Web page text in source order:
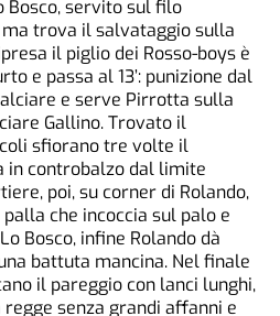
Bosco, servito sul filo
trova il salvataggio sulla
il piglio dei Rosso-boys è
e passa al 13’: punizione dal
e serve Pirrotta sulla
Gallino. Trovato il
sfiorano tre volte il
in controbalzo dal limite
poi, su corner di Rolando,
che incoccia sul palo e
Bosco, infine Rolando dà
battuta mancina. Nel finale
il pareggio con lanci lunghi,
senza grandi affanni e